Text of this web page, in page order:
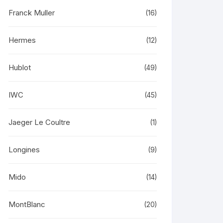
Franck Muller (16)
Hermes (12)
Hublot (49)
IWC (45)
Jaeger Le Coultre (1)
Longines (9)
Mido (14)
MontBlanc (20)